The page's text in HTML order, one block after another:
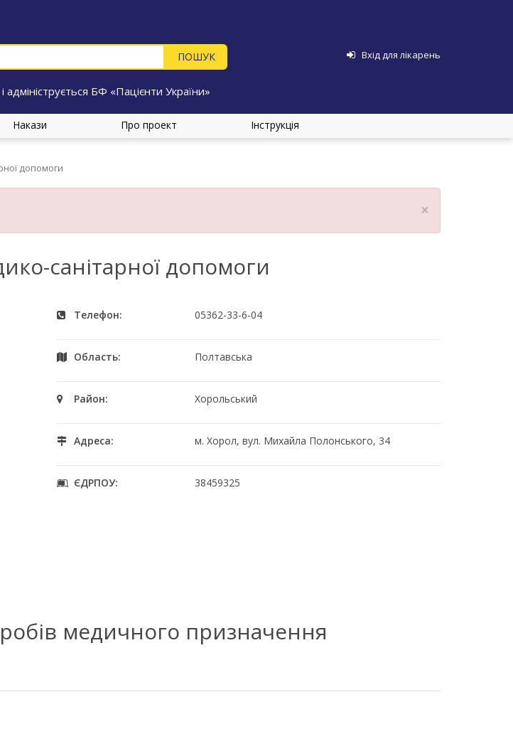
Вхід для лікарень
БФ «Пацієнти України»
Накази Про проект Інструкція
допомоги
×
санітарної допомоги
Телефон: 05362-33-6-04
Область: Полтавська
Район: Хорольський
Адреса: м. Хорол, вул. Михайла Полонського, 34
ЄДРПОУ: 38459325
медичного призначення